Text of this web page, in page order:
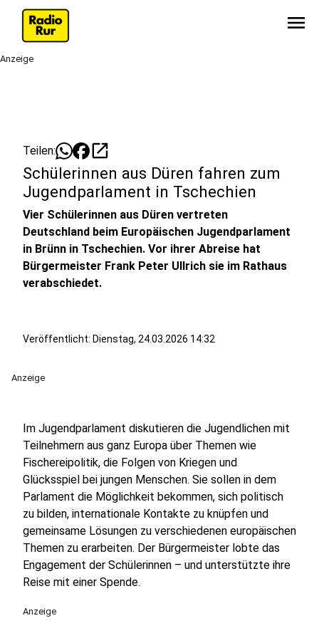
menu
Anzeige
Teilen: open_in_new
Schülerinnen aus Düren fahren zum
Jugendparlament in Tschechien
Vier Schülerinnen aus Düren vertreten
Deutschland beim Europäischen Jugendparlament
in Brünn in Tschechien. Vor ihrer Abreise hat
Bürgermeister Frank Peter Ullrich sie im Rathaus
verabschiedet.
Veröffentlicht: Dienstag, 24.03.2026 14:32
Anzeige
Im Jugendparlament diskutieren die Jugendlichen mit
Teilnehmern aus ganz Europa über Themen wie
Fischereipolitik, die Folgen von Kriegen und
Glücksspiel bei jungen Menschen. Sie sollen in dem
Parlament die Möglichkeit bekommen, sich politisch
zu bilden, internationale Kontakte zu knüpfen und
gemeinsame Lösungen zu verschiedenen europäischen
Themen zu erarbeiten. Der Bürgermeister lobte das
Engagement der Schülerinnen – und unterstützte ihre
Reise mit einer Spende.
Anzeige